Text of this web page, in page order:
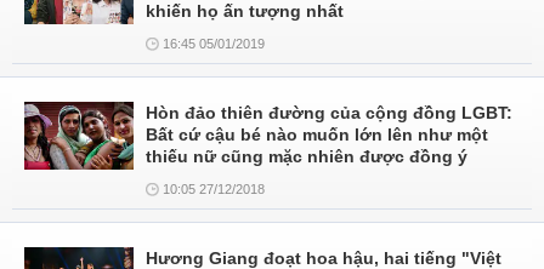
khiến họ ấn tượng nhất
16:45 05/01/2019
Hòn đảo thiên đường của cộng đồng LGBT:
Bất cứ cậu bé nào muốn lớn lên như một
thiếu nữ cũng mặc nhiên được đồng ý
10:05 27/12/2018
Hương Giang đoạt hoa hậu, hai tiếng "Việt